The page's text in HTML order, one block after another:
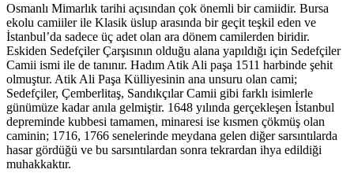
Osmanlı Mimarlık tarihi açısından çok önemli bir camiidir. Bursa
ekolu camiiler ile Klasik üslup arasında bir geçit teşkil eden ve
İstanbul’da sadece üç adet olan ara dönem camilerden biridir.
Eskiden Sedefçiler Çarşısının olduğu alana yapıldığı için Sedefçiler
Camii ismi ile de tanınır. Hadım Atik Ali paşa 1511 harbinde şehit
olmuştur. Atik Ali Paşa Külliyesinin ana unsuru olan cami;
Sedefçiler, Çemberlitaş, Sandıkçılar Camii gibi farklı isimlerle
günümüze kadar anıla gelmiştir. 1648 yılında gerçekleşen İstanbul
depreminde kubbesi tamamen, minaresi ise kısmen çökmüş olan
caminin; 1716, 1766 senelerinde meydana gelen diğer sarsıntılarda
hasar gördüğü ve bu sarsıntılardan sonra tekrardan ihya edildiği
muhakkaktır.